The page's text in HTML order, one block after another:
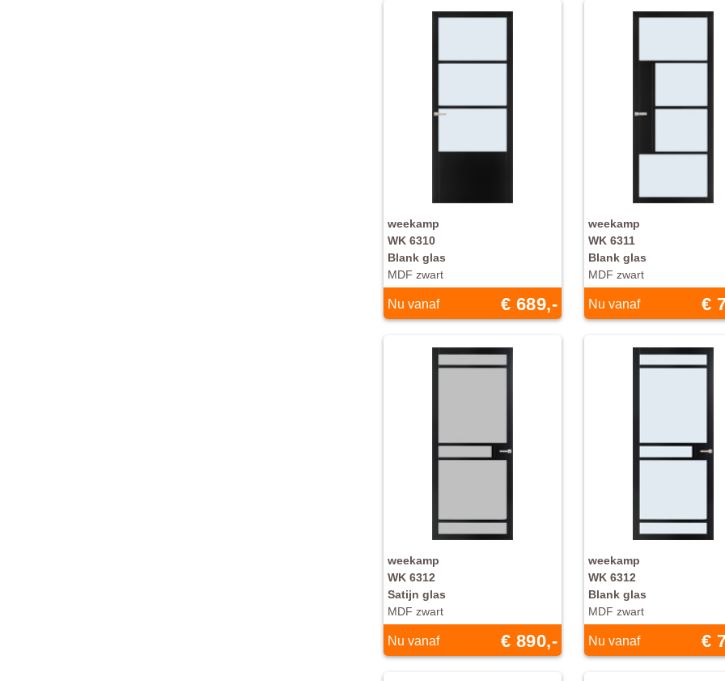
weekamp
WK 6310
Blank glas
MDF zwart
Nu vanaf € 689,-
weekamp
WK 6311
Blank glas
MDF zwart
Nu vanaf €
weekamp
WK 6312
Satijn glas
MDF zwart
Nu vanaf € 890,-
weekamp
WK 6312
Blank glas
MDF zwart
Nu vanaf €